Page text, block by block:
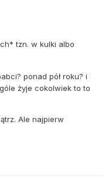
tzn. w kulki albo
ponad pół roku? i
żyje cokolwiek to to
Ale najpierw